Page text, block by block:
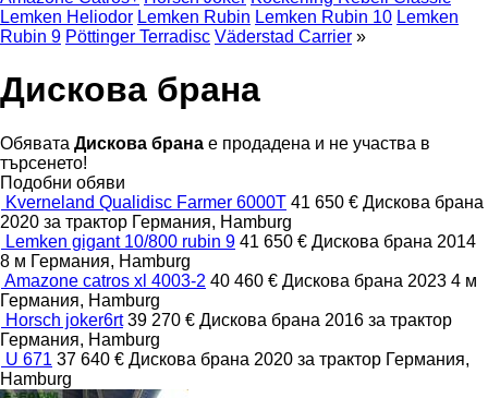
Lemken Heliodor Lemken Rubin Lemken Rubin 10 Lemken
Rubin 9 Pöttinger Terradisc Väderstad Carrier »
Дискова брана
Обявата Дискова брана е продадена и не участва в
търсенето!
Подобни обяви
Kverneland Qualidisc Farmer 6000T 41 650 € Дискова брана
2020 за трактор Германия, Hamburg
Lemken gigant 10/800 rubin 9 41 650 € Дискова брана 2014
8 м Германия, Hamburg
Amazone catros xl 4003-2 40 460 € Дискова брана 2023 4 м
Германия, Hamburg
Horsch joker6rt 39 270 € Дискова брана 2016 за трактор
Германия, Hamburg
U 671 37 640 € Дискова брана 2020 за трактор Германия,
Hamburg